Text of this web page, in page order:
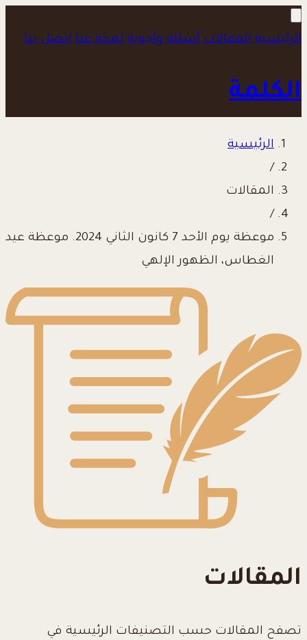
الرئيسية المقالات أسئلة وأجوبة لمحة عنا اتصل بنا
الكلمة
الرئيسية
/
المقالات
/
موعظة يوم الأحد 7 كانون الثاني 2024. موعظة عيد
الغطاس، الظهور الإلهي
المقالات
تصفح المقالات حسب التصنيفات الرئيسية في